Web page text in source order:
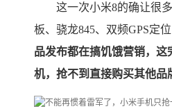
这一次小米8的确让很
板、骁龙845、双频GPS定
品发布都在搞饥饿营销，
机，抢不到直接购买其他品